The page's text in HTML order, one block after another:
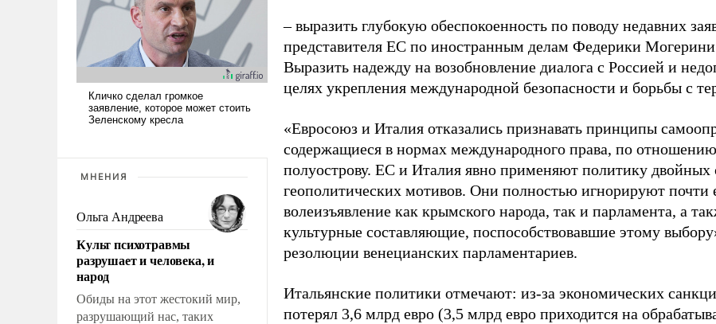
МНЕНИЯ
Ольга Андреева
Культ психотравмы
разрушает и человека, и
народ
Обиды на этот жестокий мир,
разрушающий нас, таких
– выразить глубокую обеспокоенность по поводу недавних
представителя ЕС по иностранным делам Федерики
Выразить надежду на возобновление диалога с Россией и
целях укрепления международной безопасности и борьбы с
«Евросоюз и Италия отказались признавать принципы
содержащиеся в нормах международного права, по
полуострову. ЕС и Италия явно применяют политику двойных
геополитических мотивов. Они полностью игнорируют почти
волеизъявление как крымского народа, так и парламента, а
культурные составляющие, поспособствовавшие этому
резолюции венецианских парламентариев.
Итальянские политики отмечают: из-за экономических
потерял 3,6 млрд евро (3,5 млрд евро приходится на